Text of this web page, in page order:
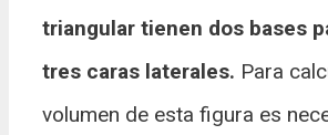
triangular tienen dos bases
tres caras laterales. Para
volumen de esta figura es